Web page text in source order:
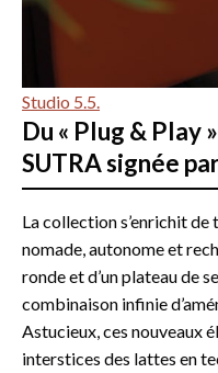
Studio 5.5.
Du « Plug & Play
SUTRA signée
La collection s’enrichit de
nomade, autonome et
ronde et d’un plateau de
combinaison infinie
Astucieux, ces nouveaux
interstices des lattes en